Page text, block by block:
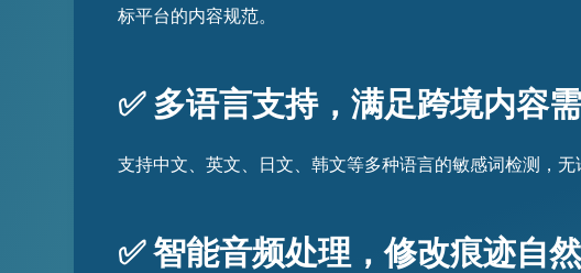
标平台的内容规范。
✅ 多语言支持，满足跨境内容
支持中文、英文、日文、韩文等多种语言的敏感词检测，
✅ 智能音频处理，修改痕迹自